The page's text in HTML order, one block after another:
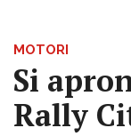
MOTORI
Si
Rally